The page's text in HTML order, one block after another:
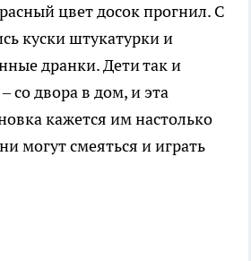
цвет досок прогнил. С
куски штукатурки и
дранки. Дети так и
со двора в дом, и эта
кажется им настолько
могут смеяться и играть